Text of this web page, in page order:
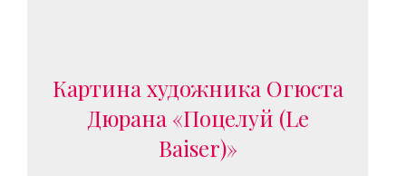
Картина художника Огюста
Дюрана «Поцелуй (Le
Baiser)»